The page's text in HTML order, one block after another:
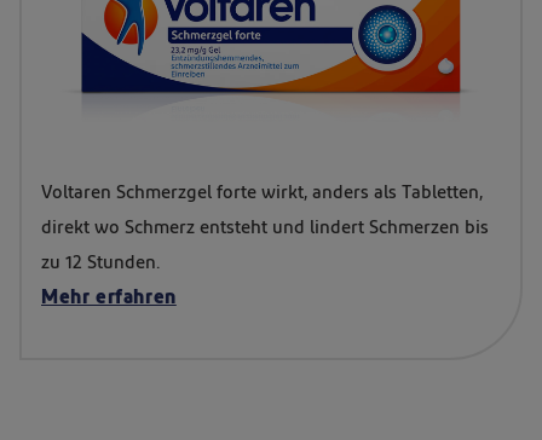
Packungsabbildung
Voltaren Schmerzgel forte wirkt, anders als Tabletten,
direkt wo Schmerz entsteht und lindert Schmerzen bis
zu 12 Stunden.
Mehr erfahren